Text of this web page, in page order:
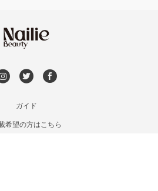
ガイド
希望の方はこちら